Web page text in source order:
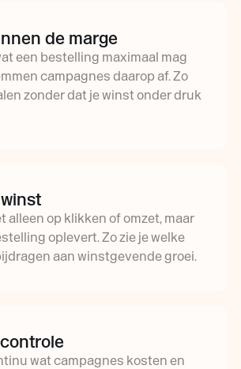
de marge
een bestelling maximaal mag
campagnes daarop af. Zo
zonder dat je winst onder druk
alleen op klikken of omzet, maar
oplevert. Zo zie je welke
aan winstgevende groei.
wat campagnes kosten en